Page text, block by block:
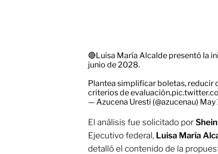
🔴Luisa María Alcalde presentó la
junio de 2028.
Plantea simplificar boletas, reducir
criterios de evaluación.
— Azucena Uresti (@azucenau) May
El análisis fue solicitado por
Ejecutivo federal, Luisa María
detalló el contenido de la